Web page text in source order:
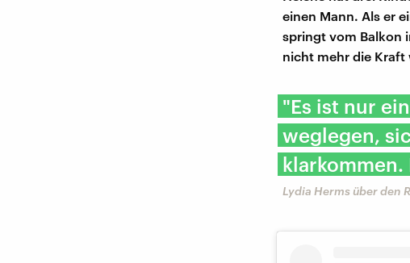
einen Mann. Als er
springt vom Balkon
nicht mehr die Kraft
"Es ist nur
weglegen,
klarkommen.
Lydia Herms über den